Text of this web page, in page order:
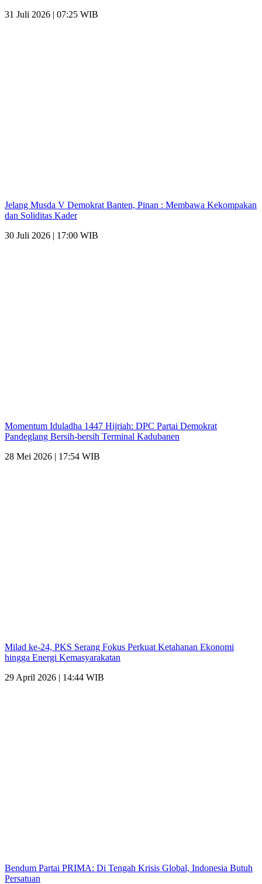
31 Juli 2026 | 07:25 WIB
Jelang Musda V Demokrat Banten, Pinan : Membawa Kekompakan
dan Soliditas Kader
30 Juli 2026 | 17:00 WIB
Momentum Iduladha 1447 Hijriah: DPC Partai Demokrat
Pandeglang Bersih-bersih Terminal Kadubanen
28 Mei 2026 | 17:54 WIB
Milad ke-24, PKS Serang Fokus Perkuat Ketahanan Ekonomi
hingga Energi Kemasyarakatan
29 April 2026 | 14:44 WIB
Bendum Partai PRIMA: Di Tengah Krisis Global, Indonesia Butuh
Persatuan